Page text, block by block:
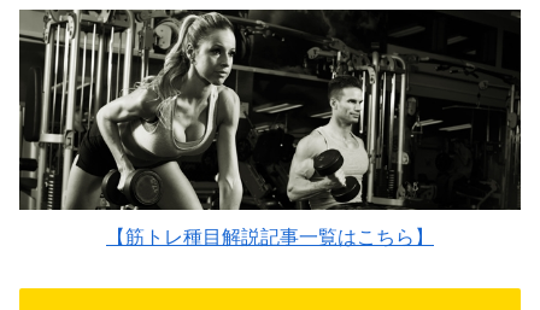
【筋トレ種目解説記事一覧はこちら】